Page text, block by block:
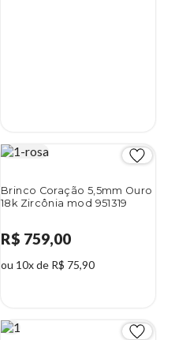
Brinco Coração 5,5mm Ouro
18k Zircônia mod 951319
R$ 759,00
ou 10x de R$ 75,90